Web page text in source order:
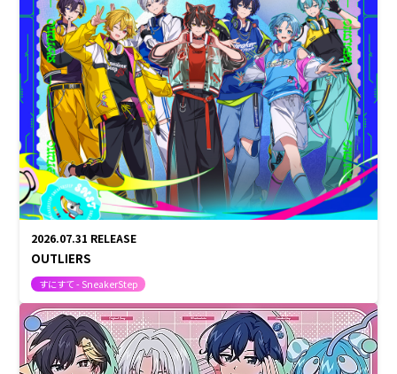
ジェル ななもり。
騎士X - Knight X -
しゆん タケヤキ翔
ばぁう てるとくん
AMPTAKxCOLORS
あっきぃ
ぷりっつ ちぐさくん
あっと けちゃ
2026.07.31 RELEASE
OUTLIERS
すにすて - SneakerStep